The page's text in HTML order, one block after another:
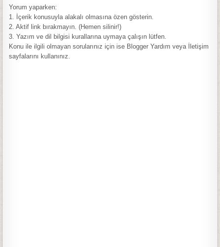
Yorum yaparken:
1. İçerik konusuyla alakalı olmasına özen gösterin.
2. Aktif link bırakmayın. (Hemen silinir!)
3. Yazım ve dil bilgisi kurallarına uymaya çalışın lütfen.
Konu ile ilgili olmayan sorularınız için ise Blogger Yardım veya İletişim
sayfalarını kullanınız.